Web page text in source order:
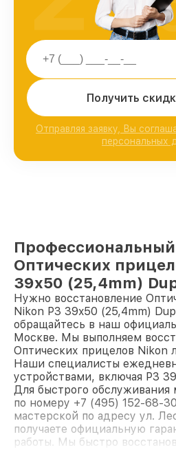
Получить
Отправляя заявку, Вы
персональных
Оптических
39x50 (25,4mm)
Нужно восстановление
Nikon P3 39x50 (25,4mm)
обращайтесь в наш
Москве. Мы выполняем
Оптических прицелов Nikon
Наши специалисты
устройствами, включая P3
Для быстрого
по номеру +7 (495) 152-68-
мастерской по адресу ул.
получаете официальную
работы. Мы быстро